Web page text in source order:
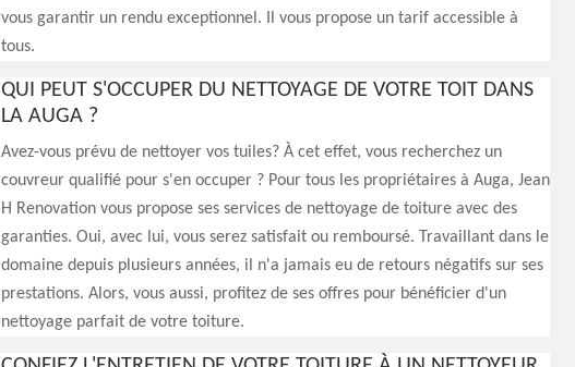
vous garantir un rendu exceptionnel. Il vous propose un tarif accessible à
tous.
QUI PEUT S'OCCUPER DU NETTOYAGE DE VOTRE TOIT DANS
LA AUGA ?
Avez-vous prévu de nettoyer vos tuiles? À cet effet, vous recherchez un
couvreur qualifié pour s'en occuper ? Pour tous les propriétaires à Auga, Jean
H Renovation vous propose ses services de nettoyage de toiture avec des
garanties. Oui, avec lui, vous serez satisfait ou remboursé. Travaillant dans le
domaine depuis plusieurs années, il n'a jamais eu de retours négatifs sur ses
prestations. Alors, vous aussi, profitez de ses offres pour bénéficier d'un
nettoyage parfait de votre toiture.